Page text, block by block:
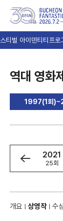
티벌 아이덴티티 프로
역대 영화제
1997(1회
2022
26회
2021
25회
개요 상영작 수